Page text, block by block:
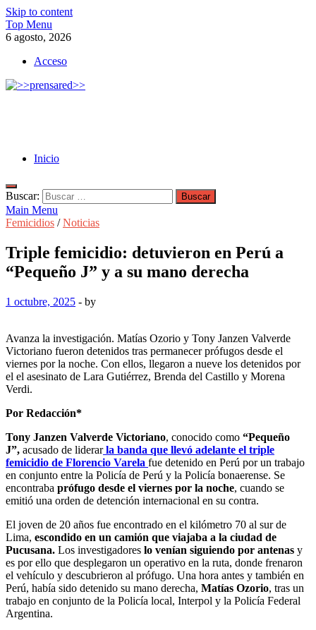
Skip to content
Top Menu
6 agosto, 2026
Acceso
Inicio
Buscar:
Main Menu
Femicidios /Noticias
Triple femicidio: detuvieron en Perú a
“Pequeño J” y a su mano derecha
1 octubre, 2025 - by
Avanza la investigación. Matías Ozorio y Tony Janzen Valverde
Victoriano fueron detenidos tras permanecer prófugos desde el
viernes por la noche. Con ellos, llegaron a nueve los detenidos por
el el asesinato de Lara Gutiérrez, Brenda del Castillo y Morena
Verdi.
Por Redacción*
Tony Janzen Valverde Victoriano, conocido como “Pequeño
J”, acusado de liderarla banda que llevó adelante el triple
femicidio de Florencio Varela fue detenido en Perú por un trabajo
en conjunto entre la Policía de Perú y la Policía bonaerense. Se
encontraba prófugo desde el viernes por la noche, cuando se
emitió una orden de detención internacional en su contra.
El joven de 20 años fue encontrado en el kilómetro 70 al sur de
Lima, escondido en un camión que viajaba a la ciudad de
Pucusana. Los investigadores lo venían siguiendo por antenas y
es por ello que desplegaron un operativo en la ruta, donde frenaron
el vehículo y descubrieron al prófugo. Una hora antes y también en
Perú, había sido detenido su mano derecha, Matías Ozorio, tras un
trabajo en conjunto de la Policía local, Interpol y la Policía Federal
Argentina.